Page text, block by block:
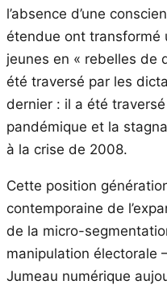
l’absence d’une
étendue ont transformé
jeunes en « rebelles de
été traversé par les
dernier : il a été
pandémique et la
à la crise de 2008.
Cette position
contemporaine de
de la micro-
manipulation électorale
Jumeau numérique